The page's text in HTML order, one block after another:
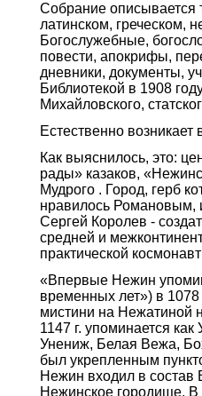
Собрание описывается
латинском, греческом,
Богослужебные,
повести, апокрифы,
дневники, документы,
Библиотекой в 1908
Михайловского,
Естественно
Как выяснилось, это:
рады» казаков,
Мудрого . Город, герб
нравилось Романовым,
Сергей Королев -
средней и
практической
«Впервые Нежин
временных лет») в 1078
мистини на Нежатиной
1147 г. упоминается
Унениж, Белая Вежа,
был укрепленным
Нежин входил в состав
Нежинское городище. В